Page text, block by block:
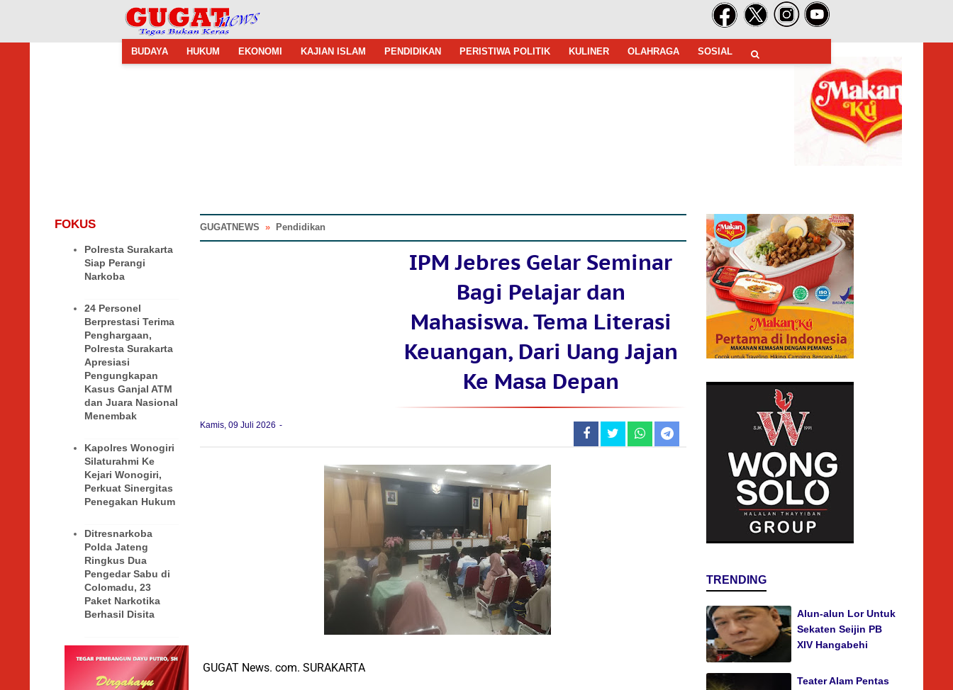
BUDAYA HUKUM EKONOMI KAJIAN ISLAM PENDIDIKAN PERISTIWA POLITIK KULINER OLAHRAGA SOSIAL
FOKUS
Polresta Surakarta
Siap Perangi
Narkoba
24 Personel
Berprestasi Terima
Penghargaan,
Polresta Surakarta
Apresiasi
Pengungkapan
Kasus Ganjal ATM
dan Juara Nasional
Menembak
Kapolres Wonogiri
Silaturahmi Ke
Kejari Wonogiri,
Perkuat Sinergitas
Penegakan Hukum
Ditresnarkoba
Polda Jateng
Ringkus Dua
Pengedar Sabu di
Colomadu, 23
Paket Narkotika
Berhasil Disita
GUGATNEWS » Pendidikan
IPM Jebres Gelar Seminar
Bagi Pelajar dan
Mahasiswa. Tema Literasi
Keuangan, Dari Uang Jajan
Ke Masa Depan
Kamis, 09 Juli 2026
GUGAT News. com. SURAKARTA
TRENDING
Alun-alun Lor Untuk
Sekaten Seijin PB
XIV Hangabehi
Teater Alam Pentas